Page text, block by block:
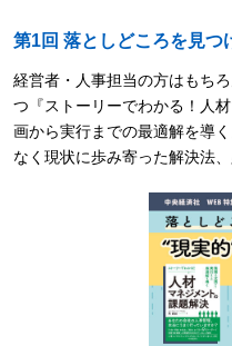
第1回 落としどころを見
経営者・人事担当の方はもち
つ『ストーリーでわかる！人
画から実行までの最適解を導
なく現状に歩み寄った解決法、